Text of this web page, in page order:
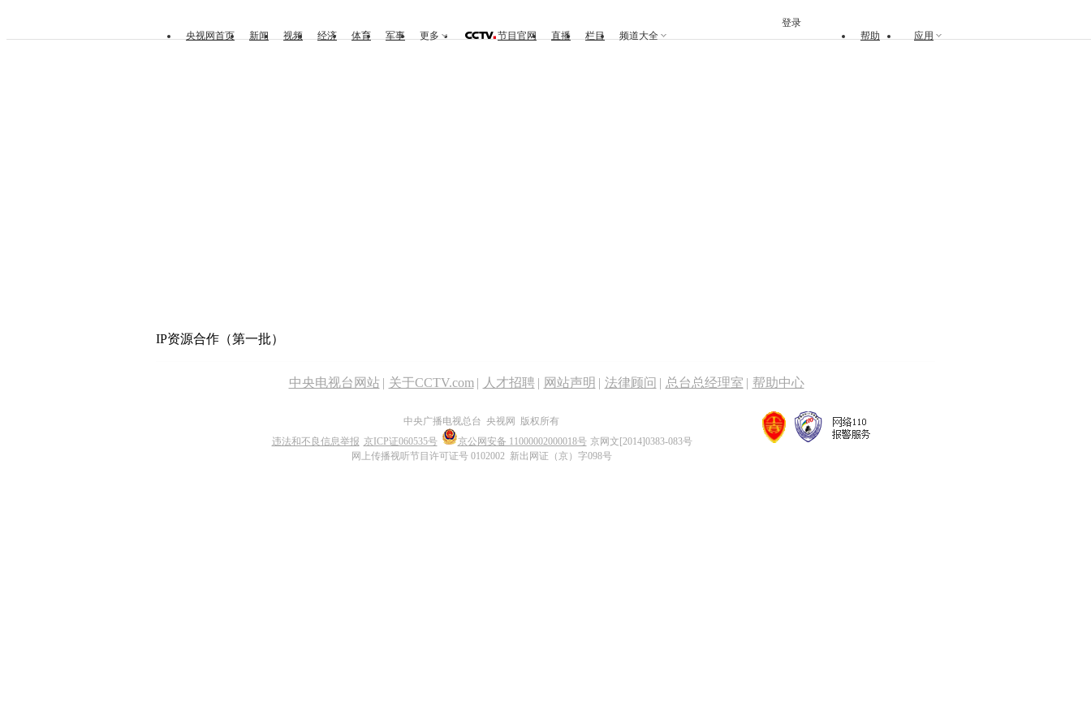
央视网首页 新闻 视频 经济 体育 军事 更多 节目官网 直播 栏目 频道大全 帮助 应用
登录
IP资源合作（第一批）
中央电视台网站 | 关于CCTV.com | 人才招聘 | 网站声明 | 法律顾问 | 总台总经理室 | 帮助中心
中央广播电视总台 央视网 版权所有
违法和不良信息举报 京ICP证060535号 京公网安备 11000002000018号 京网文[2014]0383-083号
网上传播视听节目许可证号 0102002 新出网证（京）字098号